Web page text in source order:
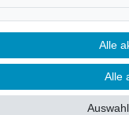
Sie
Alle
Alle